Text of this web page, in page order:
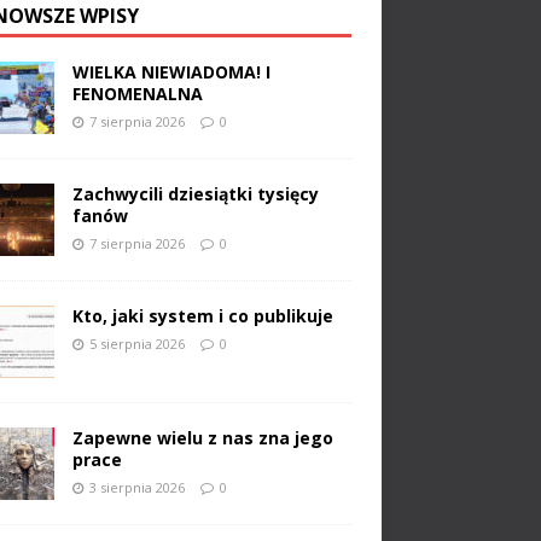
WPISY
WIELKA NIEWIADOMA! I
FENOMENALNA
7 sierpnia 2026 0
Zachwycili dziesiątki tysięcy
fanów
7 sierpnia 2026 0
Kto, jaki system i co publikuje
5 sierpnia 2026 0
Zapewne wielu z nas zna jego
prace
3 sierpnia 2026 0